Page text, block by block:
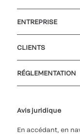
ENTREPRISE
CLIENTS
RÉGLEMENTATION
Avis juridique
En accédant, en